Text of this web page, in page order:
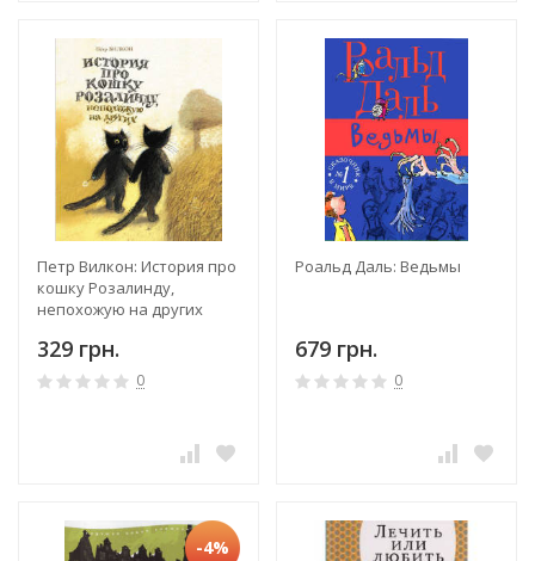
Петр Вилкон: История про
кошку Розалинду,
непохожую на других
329 грн.
0
Роальд Даль: Ведьмы
679 грн.
0
-4%